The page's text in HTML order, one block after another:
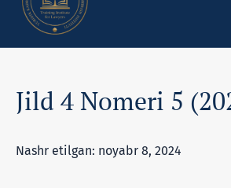
Jild 4 Nomeri 5
Nashr etilgan: noyabr 8, 2024